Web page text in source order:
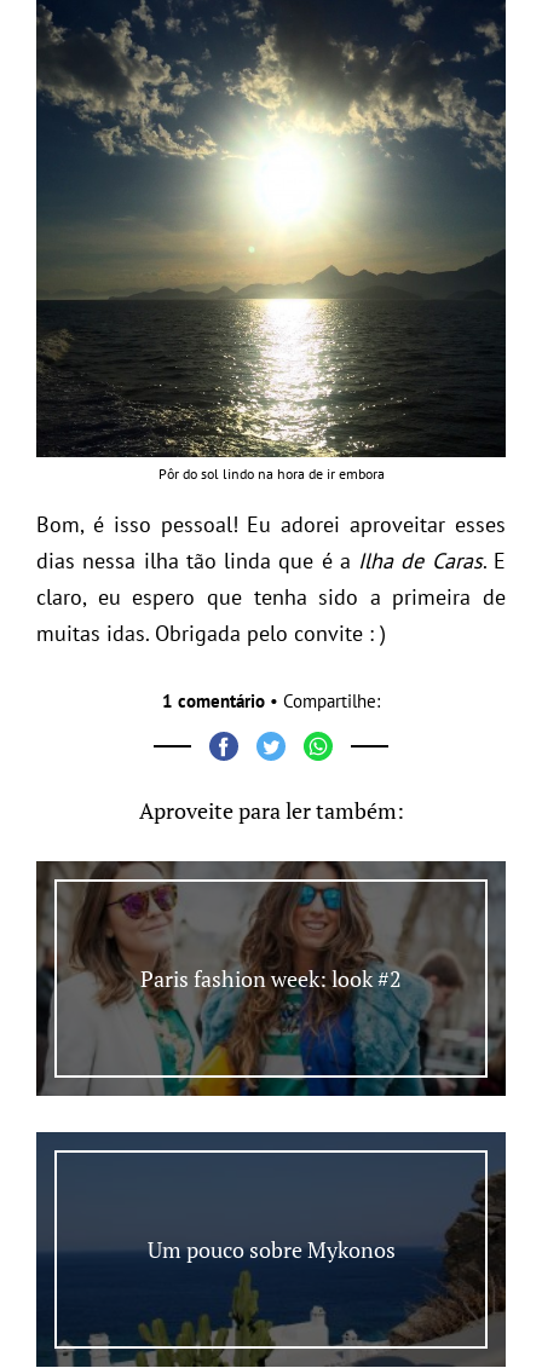
Pôr do sol lindo na hora de ir embora
Bom, é isso pessoal! Eu adorei aproveitar esses
dias nessa ilha tão linda que é a Ilha de Caras. E
claro, eu espero que tenha sido a primeira de
muitas idas. Obrigada pelo convite : )
1 comentário • Compartilhe:
Aproveite para ler também:
Paris fashion week: look #2
Um pouco sobre Mykonos